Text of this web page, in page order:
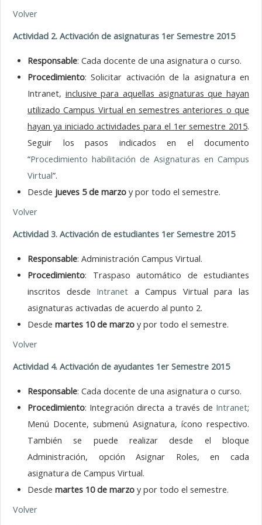
Volver
Actividad 2. Activación de asignaturas 1er Semestre 2015
Responsable: Cada docente de una asignatura o curso.
Procedimiento: Solicitar activación de la asignatura en
Intranet, inclusive para aquellas asignaturas que hayan
utilizado Campus Virtual en semestres anteriores o que
hayan ya iniciado actividades para el 1er semestre 2015.
Seguir los pasos indicados en el documento
“Procedimiento habilitación de Asignaturas en Campus
Virtual”.
Desde jueves 5 de marzo y por todo el semestre.
Volver
Actividad 3. Activación de estudiantes 1er Semestre 2015
Responsable: Administración Campus Virtual.
Procedimiento: Traspaso automático de estudiantes
inscritos desde Intranet a Campus Virtual para las
asignaturas activadas de acuerdo al punto 2.
Desde martes 10 de marzo y por todo el semestre.
Volver
Actividad 4. Activación de ayudantes 1er Semestre 2015
Responsable: Cada docente de una asignatura o curso.
Procedimiento: Integración directa a través de Intranet;
Menú Docente, submenú Asignatura, ícono respectivo.
También se puede realizar desde el bloque
Administración, opción Asignar Roles, en cada
asignatura de Campus Virtual.
Desde martes 10 de marzo y por todo el semestre.
Volver